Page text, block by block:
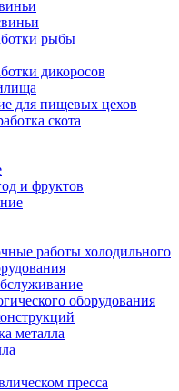
рыбы
дикоросов
для пищевых цехов
скота
и фруктов
работы холодильного
оборудования
металла
пресса